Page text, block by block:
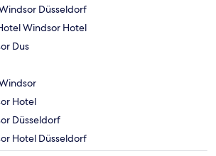
Düsseldorf
Windsor Hotel
Dus
Hotel
Düsseldorf
Hotel Düsseldorf